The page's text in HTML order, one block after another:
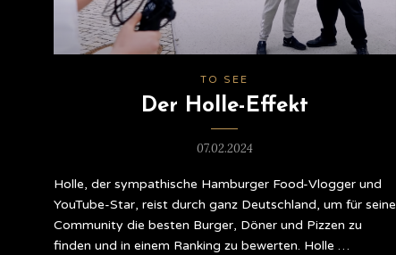
TO SEE
Der Holle-Effekt
07.02.2024
Holle, der sympathische Hamburger Food-Vlogger und
YouTube-Star, reist durch ganz Deutschland, um für seine
Community die besten Burger, Döner und Pizzen zu
finden und in einem Ranking zu bewerten. Holle …